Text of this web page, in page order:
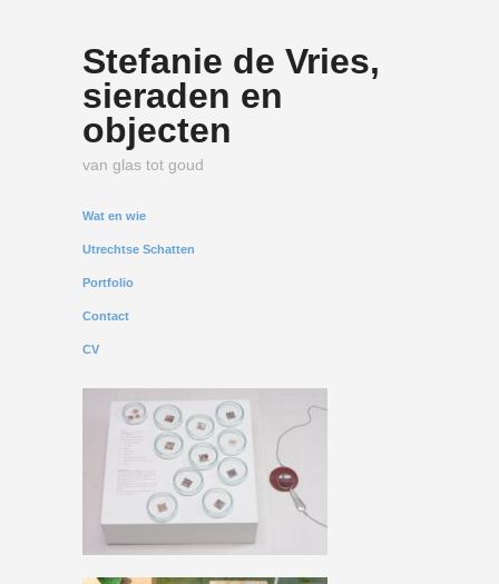
Stefanie de Vries,
sieraden en
objecten
van glas tot goud
Wat en wie
Utrechtse Schatten
Portfolio
Contact
CV